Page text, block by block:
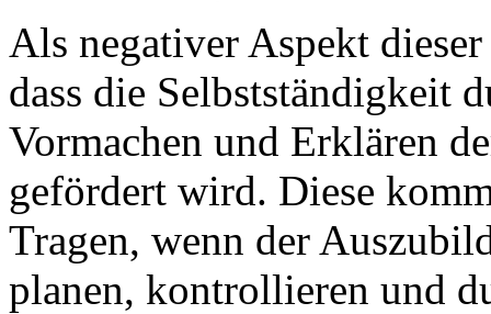
Als negativer Aspekt
dass die Selbstständigkeit
Vormachen und Erklären
gefördert wird. Diese
Tragen, wenn der
planen, kontrollieren und